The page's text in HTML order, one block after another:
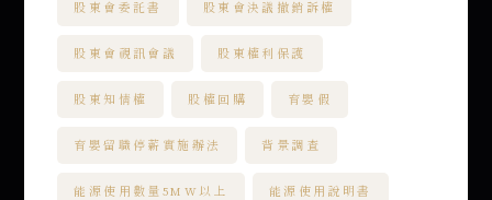
股東會委託書 股東會決議撤銷訴權
股東會視訊會議 股東權利保護
股東知情權 股權回購 育嬰假
育嬰留職停薪實施辦法 背景調查
能源使用數量5MW以上 能源使用說明書